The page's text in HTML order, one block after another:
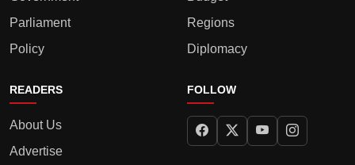
Parliament
Policy
Regions
Diplomacy
READERS
About Us
Advertise
FOLLOW